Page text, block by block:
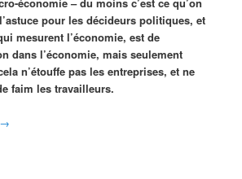
pour les décideurs politiques, et
mesurent l’économie, est de
dans l’économie, mais seulement
n’étouffe pas les entreprises, et ne
faim les travailleurs.
→